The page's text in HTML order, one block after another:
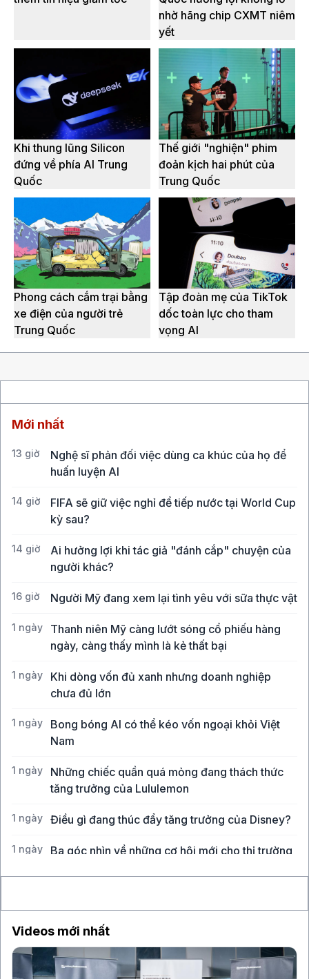
nhờ hãng chip CXMT niêm
yết
Khi thung lũng Silicon
đứng về phía AI Trung
Quốc
Thế giới "nghiện" phim
đoản kịch hai phút của
Trung Quốc
Phong cách cắm trại bằng
xe điện của người trẻ
Trung Quốc
Tập đoàn mẹ của TikTok
dốc toàn lực cho tham
vọng AI
Mới nhất
13 giờ
Nghệ sĩ phản đối việc dùng ca khúc của họ để
huấn luyện AI
14 giờ
FIFA sẽ giữ việc nghỉ để tiếp nước tại World Cup
kỳ sau?
14 giờ
Ai hưởng lợi khi tác giả "đánh cắp" chuyện của
người khác?
16 giờ Người Mỹ đang xem lại tình yêu với sữa thực vật
1 ngày
Thanh niên Mỹ càng lướt sóng cổ phiếu hàng
ngày, càng thấy mình là kẻ thất bại
1 ngày
Khi dòng vốn đủ xanh nhưng doanh nghiệp
chưa đủ lớn
1 ngày
Bong bóng AI có thể kéo vốn ngoại khỏi Việt
Nam
1 ngày
Những chiếc quần quá mỏng đang thách thức
tăng trưởng của Lululemon
1 ngày Điều gì đang thúc đẩy tăng trưởng của Disney?
1 ngày
Ba góc nhìn về những cơ hội mới cho thị trường
Videos mới nhất